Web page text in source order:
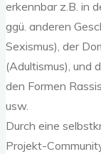
erkennbar z.B. in
ggü. anderen
Sexismus), der
(Adultismus), und
den Formen
usw.
Durch eine
Projekt-